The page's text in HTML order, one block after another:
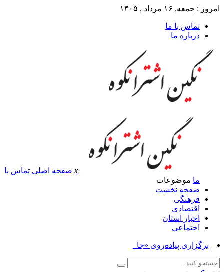
امروز : جمعه, ۱۶ مرداد , ۱۴۰۵
تماس با ما
درباره ما
x صفحه اصلی تماس با
ما موضوعات
صفحه نخست
فرهنگی
اقتصادی
اخبار استان
اجتماعی
برگزاری پیاده‌روی «جاماندگا_